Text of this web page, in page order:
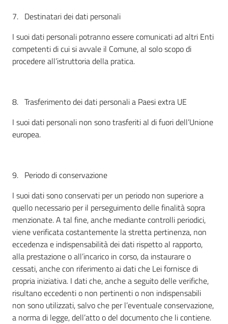
7. Destinatari dei dati personali
I suoi dati personali potranno essere comunicati ad altri Enti
competenti di cui si avvale il Comune, al solo scopo di
procedere all’istruttoria della pratica.
8. Trasferimento dei dati personali a Paesi extra UE
I suoi dati personali non sono trasferiti al di fuori dell’Unione
europea.
9. Periodo di conservazione
I suoi dati sono conservati per un periodo non superiore a
quello necessario per il perseguimento delle finalità sopra
menzionate. A tal fine, anche mediante controlli periodici,
viene verificata costantemente la stretta pertinenza, non
eccedenza e indispensabilità dei dati rispetto al rapporto,
alla prestazione o all’incarico in corso, da instaurare o
cessati, anche con riferimento ai dati che Lei fornisce di
propria iniziativa. I dati che, anche a seguito delle verifiche,
risultano eccedenti o non pertinenti o non indispensabili
non sono utilizzati, salvo che per l’eventuale conservazione,
a norma di legge, dell’atto o del documento che li contiene.